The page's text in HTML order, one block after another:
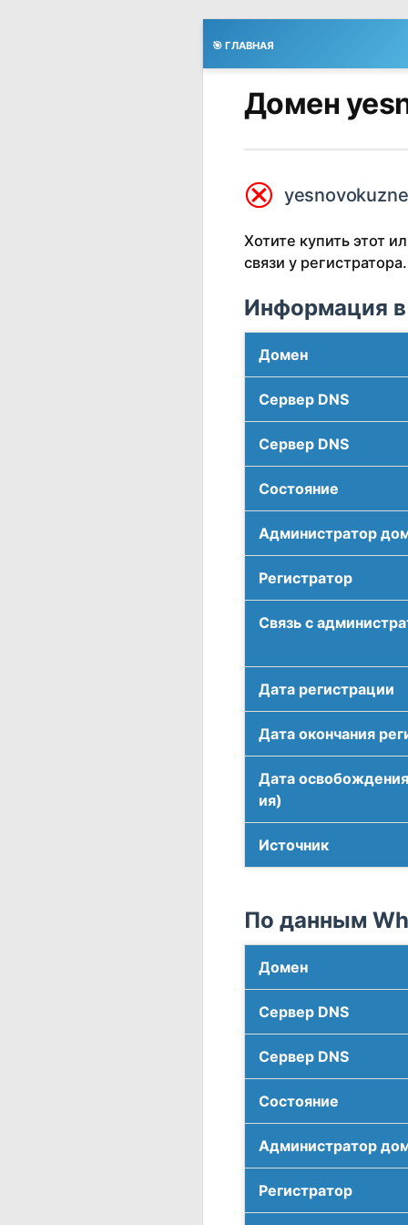
🎯 ГЛАВНАЯ
Домен
⮿
Хотите купить этот
связи у регистратора.
Информация в
Домен
Сервер DNS
Сервер DNS
Соcтояние
Администратор
Регистратор
Связь с
Дата регистрации
Дата окончания
Дата
ия)
Источник
По данным
Домен
Сервер DNS
Сервер DNS
Соcтояние
Администратор
Регистратор